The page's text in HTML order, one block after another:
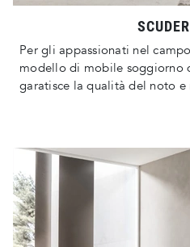
Per gli appassionati nel
modello di mobile soggiorno
garatisce la qualità del noto